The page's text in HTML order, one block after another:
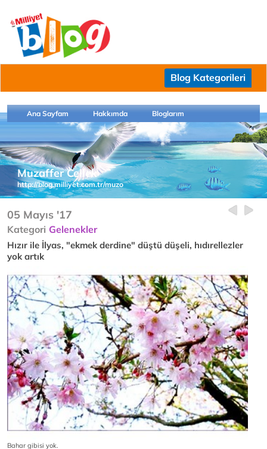
Blog Kategorileri
Ana Sayfam Hakkımda Bloglarım
Muzaffer Cellek
http://blog.milliyet.com.tr/muzo
05 Mayıs '17
Kategori Gelenekler
Hızır ile İlyas, "ekmek derdine" düştü düşeli, hıdırellezler
yok artık
Bahar gibisi yok.